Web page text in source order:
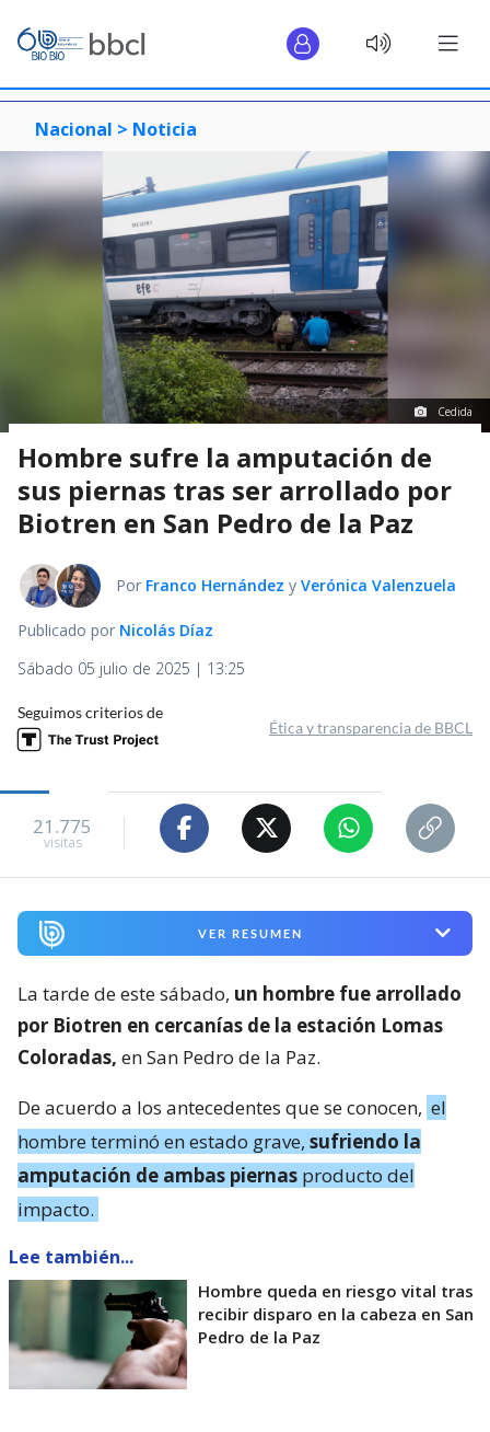
Nacional > Noticia
Cedida
Hombre sufre la amputación de
sus piernas tras ser arrollado por
Biotren en San Pedro de la Paz
Por Franco Hernández y Verónica Valenzuela
Publicado por Nicolás Díaz
Sábado 05 julio de 2025 | 13:25
Seguimos criterios de
Ética y transparencia de BBCL
21.775
visitas
VER RESUMEN
La tarde de este sábado, un hombre fue arrollado
por Biotren en cercanías de la estación Lomas
Coloradas, en San Pedro de la Paz.
De acuerdo a los antecedentes que se conocen, el
hombre terminó en estado grave, sufriendo la
amputación de ambas piernas producto del
impacto.
Lee también...
Hombre queda en riesgo vital tras
recibir disparo en la cabeza en San
Pedro de la Paz